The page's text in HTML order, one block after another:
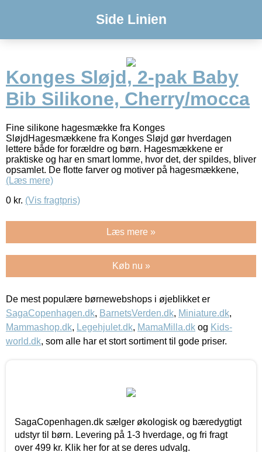
Side Linien
Konges Sløjd, 2-pak Baby
Bib Silikone, Cherry/mocca
Fine silikone hagesmække fra Konges
SløjdHagesmækkene fra Konges Sløjd gør hverdagen
lettere både for forældre og børn. Hagesmækkene er
praktiske og har en smart lomme, hvor det, der spildes, bliver
opsamlet. De flotte farver og motiver på hagesmækkene,
(Læs mere)
0 kr. (Vis fragtpris)
Læs mere »
Køb nu »
De mest populære børnewebshops i øjeblikket er
SagaCopenhagen.dk, BarnetsVerden.dk, Miniature.dk,
Mammashop.dk, Legehjulet.dk, MamaMilla.dk og Kids-
world.dk, som alle har et stort sortiment til gode priser.
SagaCopenhagen.dk sælger økologisk og bæredygtigt
udstyr til børn. Levering på 1-3 hverdage, og fri fragt
over 499 kr. Klik her for at se deres udvalg.